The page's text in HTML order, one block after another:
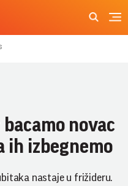
novac
ih izbegnemo
nastaje u frižideru.